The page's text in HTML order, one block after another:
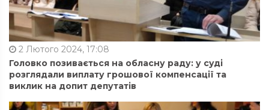
2 Лютого 2024, 17:08
Головко позивається на обласну раду: у суді
розглядали виплату грошової компенсації та
виклик на допит депутатів